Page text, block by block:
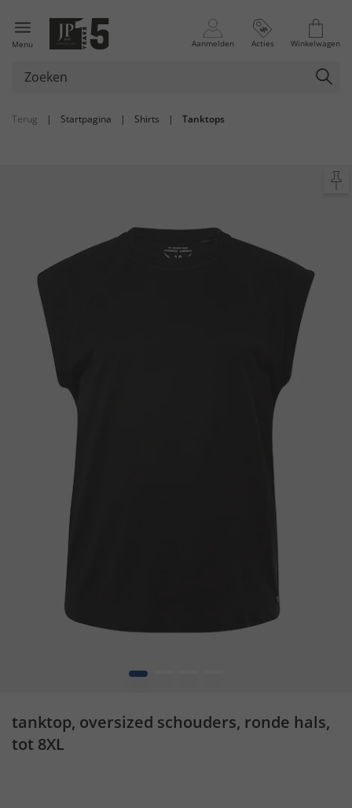
Menu Aanmelden Acties Winkelwagen
Terug | Startpagina | Shirts | Tanktops
1
tanktop, oversized schouders, ronde hals,
tot 8XL